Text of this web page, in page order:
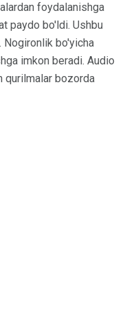
foydalanishga
paydo bo'ldi. Ushbu
Nogironlik bo'yicha
imkon beradi. Audio
qurilmalar bozorda